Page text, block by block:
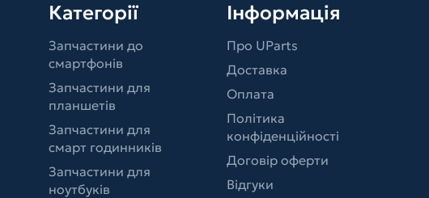
Категорії
Запчастини до
смартфонів
Запчастини для
планшетів
Запчастини для
смарт годинників
Запчастини для
ноутбуків
Інформація
Про UParts
Доставка
Оплата
Політика
конфіденційності
Договір оферти
Відгуки